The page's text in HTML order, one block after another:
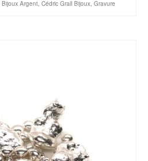
Bijoux Argent, Cédric Grall Bijoux, Gravure